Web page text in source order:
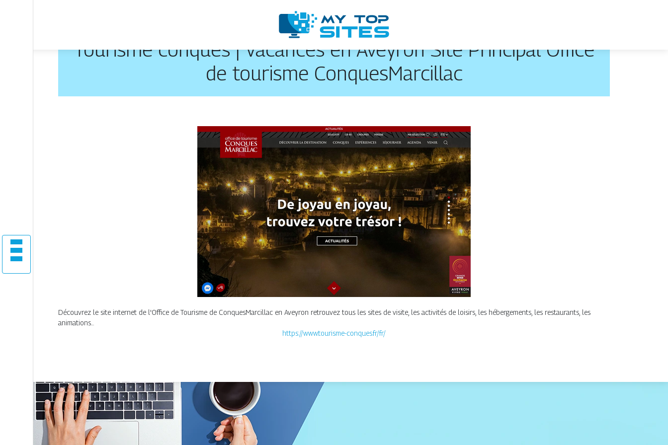
Tourisme conques | Vacances en Aveyron Site Principal Office
de tourisme ConquesMarcillac
Découvrez le site internet de l'Office de Tourisme de ConquesMarcillac en Aveyron retrouvez tous les sites de visite, les activités de loisirs, les hébergements, les restaurants, les
animations...
https://www.tourisme-conques.fr/fr/